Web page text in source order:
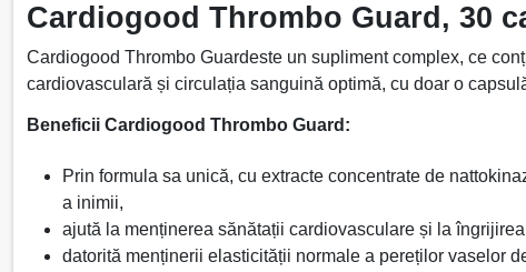
Cardiogood Thrombo Guard, 30
Cardiogood Thrombo Guardeste un supliment complex, ce
cardiovasculară și circulația sanguină optimă, cu doar o
Beneficii Cardiogood Thrombo Guard:
Prin formula sa unică, cu extracte concentrate de
a inimii,
ajută la menținerea sănătații cardiovasculare și la
datorită menținerii elasticității normale a pereților vaselor